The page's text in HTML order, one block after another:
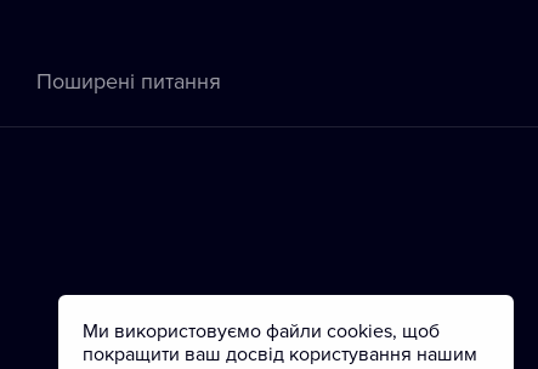
Пoширені питання
Ми використовуємо файли cookies, щоб
покращити ваш досвід користування нашим